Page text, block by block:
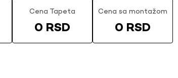
Cena Tapeta
0 RSD
Cena sa montažom
0 RSD